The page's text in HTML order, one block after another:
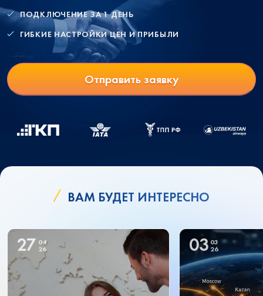
ПОДКЛЮЧЕНИЕ ЗА 1 ДЕНЬ
ГИБКИЕ НАСТРОЙКИ ЦЕН И ПРИБЫЛИ
Отправить заявку
ВАМ БУДЕТ ИНТЕРЕСНО
27 04
26 03 03
26